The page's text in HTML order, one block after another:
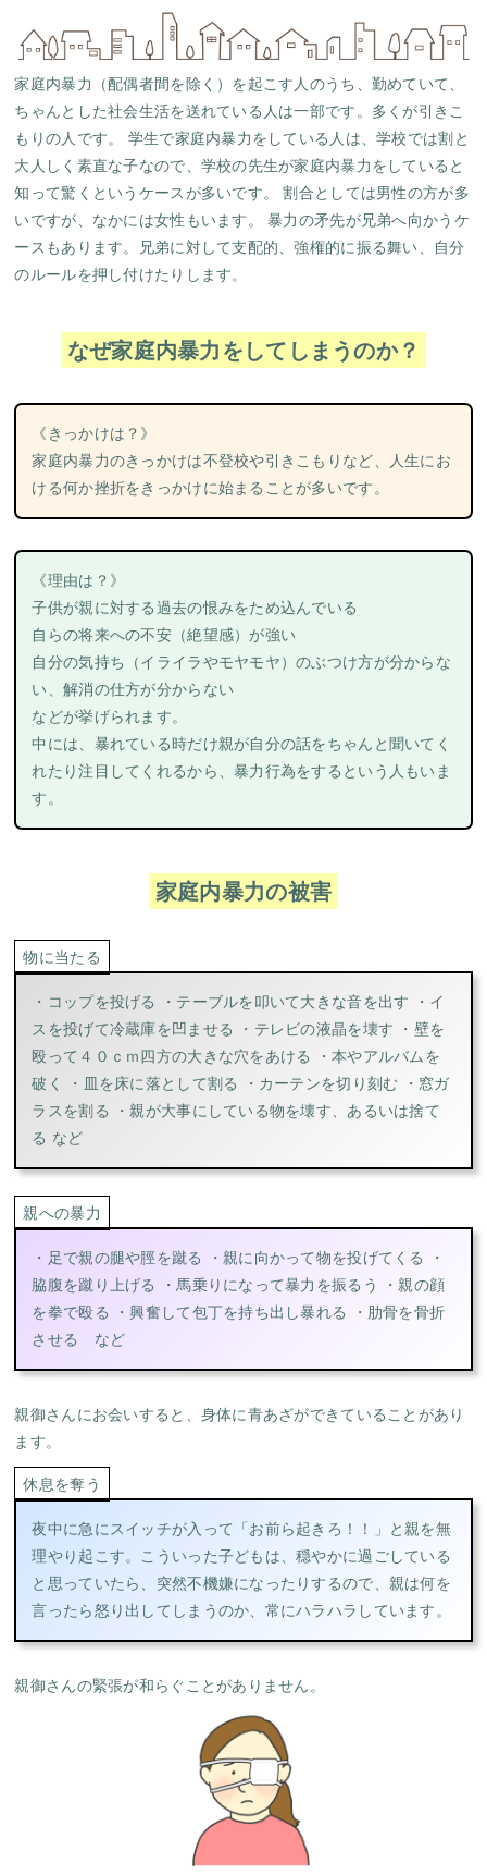
家庭内暴力（配偶者間を除く）を起こす人のうち、勤めていて、
ちゃんとした社会生活を送れている人は一部です。多くが引きこ
もりの人です。 学生で家庭内暴力をしている人は、学校では割と
大人しく素直な子なので、学校の先生が家庭内暴力をしていると
知って驚くというケースが多いです。 割合としては男性の方が多
いですが、なかには女性もいます。暴力の矛先が兄弟へ向かう ケ
ースもあります。兄弟に対して支配的、強権的に振る舞い、自分
のルールを押し付けたりします。
なぜ家庭内暴力をしてしまうのか？
《きっかけは？》
家庭内暴力のきっかけは不登校や引きこもりなど、人生にお
ける何か挫折をきっかけに始まることが多いです。
《理由は？》
子供が親に対する過去の恨みをため込んでいる
自らの将来への不安（絶望感）が強い
自分の気持ち（イライラやモヤモヤ）のぶつけ方が分からな
い、解消の仕方が分からない
などが挙げられます。
中には、暴れている時だけ親が自分の話をちゃんと聞いてく
れたり注目してくれるから、暴力行為をするという人もいま
す。
家庭内暴力の被害
物に当たる
・コップを投げる ・テーブルを叩いて大きな音を出す ・イ
スを投げて冷蔵庫を凹ませる ・テレビの液晶を壊す ・壁を
殴って４０ｃｍ四方の大きな穴をあける ・本やアルバムを
破く ・皿を床に落として割る ・カーテンを切り刻む ・窓ガ
ラスを割る ・親が大事にしている物を壊す、あるいは捨て
る など
親への暴力
・足で親の腿や脛を蹴る ・親に向かって物を投げてくる ・
脇腹を蹴り上げる ・馬乗りになって暴力を振るう ・親の顔
を拳で殴る ・興奮して包丁を持ち出し暴れる ・肋骨を骨折
させる など
親御さんにお会いすると、身体に青あざができていることがあり
ます。
休息を奪う
夜中に急にスイッチが入って「お前ら起きろ！！」と親を無
理やり起こす。こういった子どもは、穏やかに過ごしている
と思っていたら、突然不機嫌になったりするので、親は何を
言ったら怒り出してしまうのか、常にハラハラしています。
親御さんの緊張が和らぐことがありません。